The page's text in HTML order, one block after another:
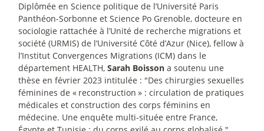
Diplômée en Science politique de l’Université Paris
Panthéon-Sorbonne et Science Po Grenoble, docteure en
sociologie rattachée à l’Unité de recherche migrations et
société (URMIS) de l’Université Côté d’Azur (Nice), fellow à
l’Institut Convergences Migrations (ICM) dans le
département HEALTH, Sarah Boisson a soutenu une
thèse en février 2023 intitulée : "Des chirurgies sexuelles
féminines de « reconstruction » : circulation de pratiques
médicales et construction des corps féminins en
médecine. Une enquête multi-située entre France,